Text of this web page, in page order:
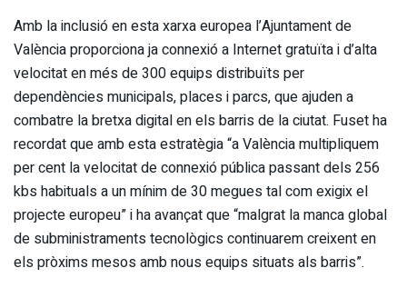
Amb la inclusió en esta xarxa europea l’Ajuntament de
València proporciona ja connexió a Internet gratuïta i d’alta
velocitat en més de 300 equips distribuïts per
dependències municipals, places i parcs, que ajuden a
combatre la bretxa digital en els barris de la ciutat. Fuset ha
recordat que amb esta estratègia “a València multipliquem
per cent la velocitat de connexió pública passant dels 256
kbs habituals a un mínim de 30 megues tal com exigix el
projecte europeu” i ha avançat que “malgrat la manca global
de subministraments tecnològics continuarem creixent en
els pròxims mesos amb nous equips situats als barris”.